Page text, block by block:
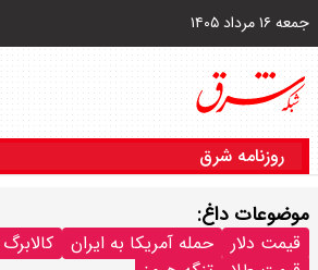
جمعه ۱۶ مرداد ۱۴۰۵
روزنامه شرق
موضوعات داغ:
قیمت دلار حمله آمریکا به ایران